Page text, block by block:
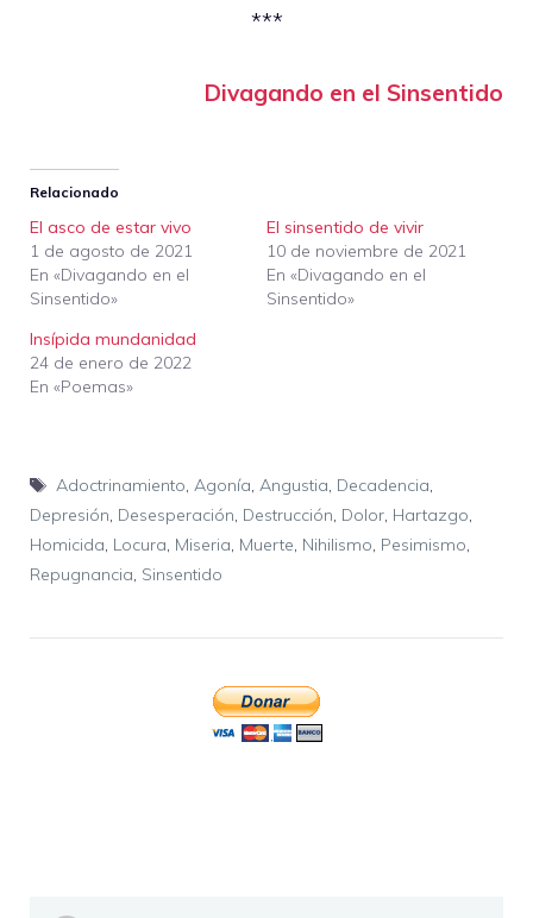
***
Divagando en el Sinsentido
Relacionado
El asco de estar vivo
1 de agosto de 2021
En «Divagando en el
Sinsentido»
El sinsentido de vivir
10 de noviembre de 2021
En «Divagando en el
Sinsentido»
Insípida mundanidad
24 de enero de 2022
En «Poemas»
Etiquetas
Adoctrinamiento, Agonía, Angustia, Decadencia,
Depresión, Desesperación, Destrucción, Dolor, Hartazgo,
Homicida, Locura, Miseria, Muerte, Nihilismo, Pesimismo,
Repugnancia, Sinsentido